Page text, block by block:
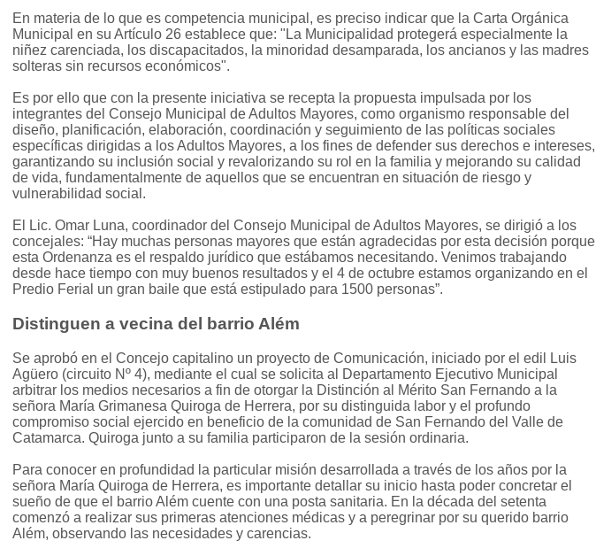
En materia de lo que es competencia municipal, es preciso indicar que la Carta Orgánica
Municipal en su Artículo 26 establece que: "La Municipalidad protegerá especialmente la
niñez carenciada, los discapacitados, la minoridad desamparada, los ancianos y las madres
solteras sin recursos económicos".
Es por ello que con la presente iniciativa se recepta la propuesta impulsada por los
integrantes del Consejo Municipal de Adultos Mayores, como organismo responsable del
diseño, planificación, elaboración, coordinación y seguimiento de las políticas sociales
específicas dirigidas a los Adultos Mayores, a los fines de defender sus derechos e intereses,
garantizando su inclusión social y revalorizando su rol en la familia y mejorando su calidad
de vida, fundamentalmente de aquellos que se encuentran en situación de riesgo y
vulnerabilidad social.
El Lic. Omar Luna, coordinador del Consejo Municipal de Adultos Mayores, se dirigió a los
concejales: “Hay muchas personas mayores que están agradecidas por esta decisión porque
esta Ordenanza es el respaldo jurídico que estábamos necesitando. Venimos trabajando
desde hace tiempo con muy buenos resultados y el 4 de octubre estamos organizando en el
Predio Ferial un gran baile que está estipulado para 1500 personas”.
Distinguen a vecina del barrio Além
Se aprobó en el Concejo capitalino un proyecto de Comunicación, iniciado por el edil Luis
Agüero (circuito Nº 4), mediante el cual se solicita al Departamento Ejecutivo Municipal
arbitrar los medios necesarios a fin de otorgar la Distinción al Mérito San Fernando a la
señora María Grimanesa Quiroga de Herrera, por su distinguida labor y el profundo
compromiso social ejercido en beneficio de la comunidad de San Fernando del Valle de
Catamarca. Quiroga junto a su familia participaron de la sesión ordinaria.
Para conocer en profundidad la particular misión desarrollada a través de los años por la
señora María Quiroga de Herrera, es importante detallar su inicio hasta poder concretar el
sueño de que el barrio Além cuente con una posta sanitaria. En la década del setenta
comenzó a realizar sus primeras atenciones médicas y a peregrinar por su querido barrio
Além, observando las necesidades y carencias.